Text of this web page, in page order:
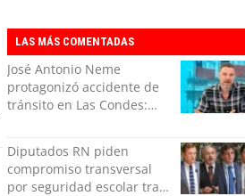
LAS MÁS COMENTADAS
José Antonio Neme
protagonizó accidente de
tránsito en Las Condes:
motociclista
Diputados RN piden
compromiso transversal
por seguridad escolar tras